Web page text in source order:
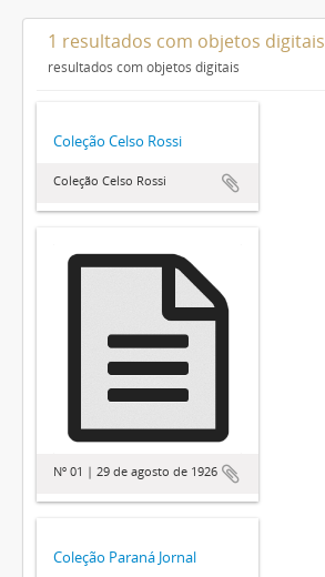
1 resultados com objetos digitais
resultados com objetos digitais
Coleção Celso Rossi
Coleção Celso Rossi
Nº 01 | 29 de agosto de 1926
Coleção Paraná Jornal